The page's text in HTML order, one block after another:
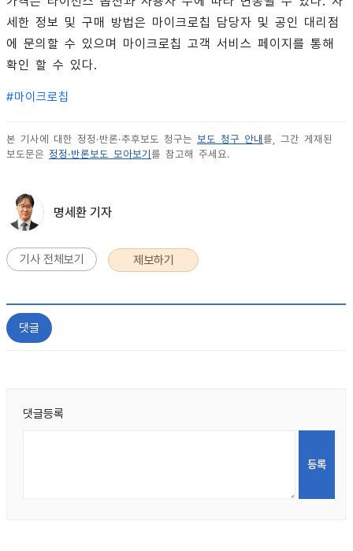
세한 정보 및 구매 방법은 마이크로칩 담당자 및 공인 대리점
에 문의할 수 있으며 마이크로칩 고객 서비스 페이지를 통해
확인 할 수 있다.
#마이크로칩
본 기사에 대한 정정·반론·추후보도 청구는 보도 청구 안내 를, 그간 게재된
보도문은 정정·반론보도 모아보기 를 참고해 주세요.
명세환 기자
기사 전체보기 제보하기
댓글
댓글등록